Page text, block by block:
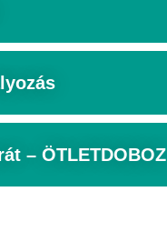
– ÖTLETDOBOZ